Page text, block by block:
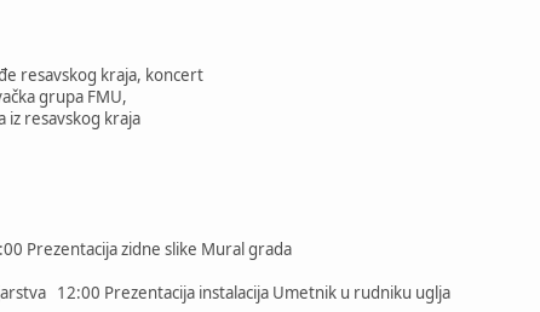
resavskog kraja, koncert
grupa FMU,
iz resavskog kraja
Prezentacija zidne slike Mural grada
12:00 Prezentacija instalacija Umetnik u rudniku uglja